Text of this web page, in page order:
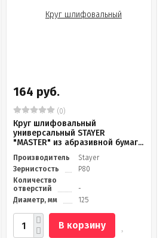
164 руб.
(0)
Круг шлифовальный
универсальный STAYER
"MASTER" из абразивной бумаг...
Производитель
Stayer
Зернистость
Р80
Количество
отверстий
-
Диаметр, мм
125
В корзину